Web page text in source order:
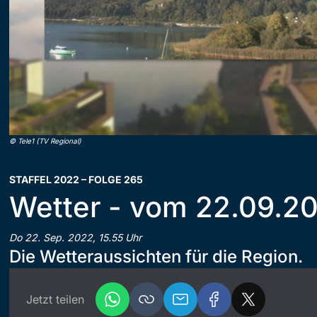
© Tele1 (TV Regional)
STAFFEL 2022 – FOLGE 265
Wetter - vom
Do 22. Sep. 2022, 15.55 Uhr
Die Wetteraussichten für die Region.
Jetzt teilen